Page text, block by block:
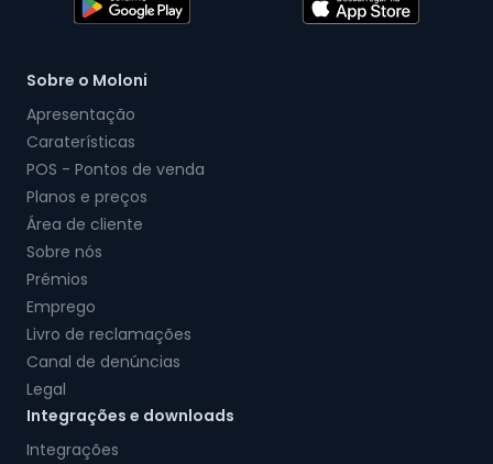
Sobre o Moloni
Apresentação
Caraterísticas
POS - Pontos de venda
Planos e preços
Área de cliente
Sobre nós
Prémios
Emprego
Livro de reclamações
Canal de denúncias
Legal
Integrações e downloads
Integrações